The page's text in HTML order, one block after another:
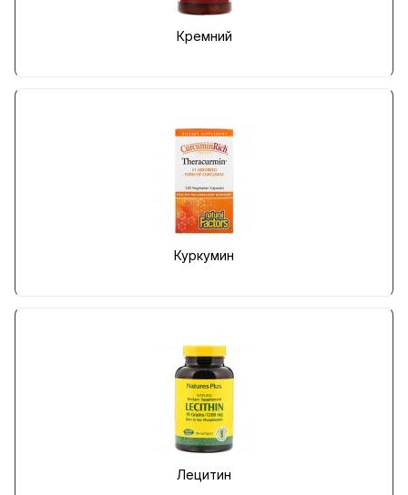
Кремний
Куркумин
Лецитин